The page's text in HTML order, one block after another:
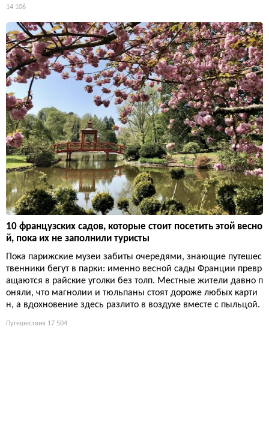
14 106
10 французских садов, которые стоит посетить этой весно
й, пока их не заполнили туристы
Пока парижские музеи забиты очередями, знающие путешес
твенники бегут в парки: именно весной сады Франции превр
ащаются в райские уголки без толп. Местные жители давно п
оняли, что магнолии и тюльпаны стоят дороже любых карти
н, а вдохновение здесь разлито в воздухе вместе с пыльцой.
Путешествия 17 504